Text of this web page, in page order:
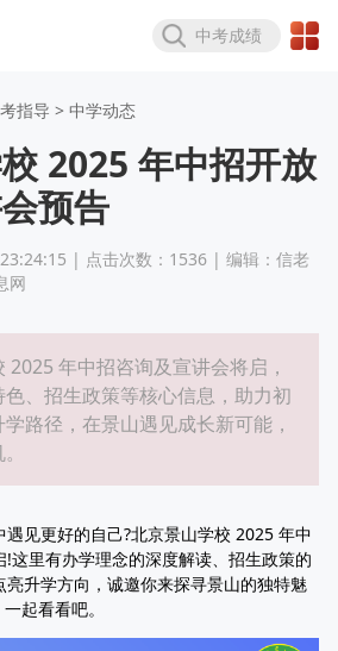
中考成绩
指导 > 中学动态
2025 年中招开放
预告
| 点击次数：1536 | 编辑：信老
网
2025 年中招咨询及宣讲会将启，
、招生政策等核心信息，助力初
路径，在景山遇见成长新可能，
见更好的自己?北京景山学校 2025 年中
这里有办学理念的深度解读、招生政策的
升学方向，诚邀你来探寻景山的独特魅
一起看看吧。